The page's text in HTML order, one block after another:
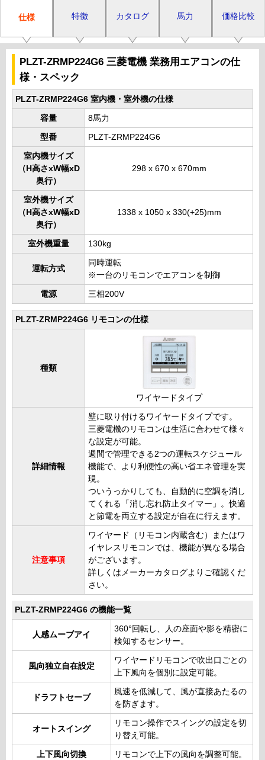
仕様 特徴 カタログ 馬力 価格比較
PLZT-ZRMP224G6 三菱電機 業務用エアコンの仕
様・スペック
PLZT-ZRMP224G6 室内機・室外機の仕様
容量 8馬力
型番 PLZT-ZRMP224G6
室内機サイズ
（H高さxW幅xD
奥行）
298 x 670 x 670mm
室外機サイズ
（H高さxW幅xD
奥行）
1338 x 1050 x 330(+25)mm
室外機重量 130kg
運転方式
同時運転
※一台のリモコンでエアコンを制御
電源 三相200V
PLZT-ZRMP224G6 リモコンの仕様
種類
ワイヤードタイプ
詳細情報
壁に取り付けるワイヤードタイプです。
三菱電機のリモコンは生活に合わせて様々
な設定が可能。
週間で管理できる2つの運転スケジュール
機能で、より利便性の高い省エネ管理を実
現。
ついうっかりしても、自動的に空調を消し
てくれる「消し忘れ防止タイマー」。快適
と節電を両立する設定が自在に行えます。
注意事項
ワイヤード（リモコン内蔵含む）またはワ
イヤレスリモコンでは、機能が異なる場合
がございます。
詳しくはメーカーカタログよりご確認くだ
さい。
PLZT-ZRMP224G6 の機能一覧
人感ムーブアイ
360°回転し、人の座面や影を精密に
検知するセンサー。
風向独立自在設定
ワイヤードリモコンで吹出口ごとの
上下風向を個別に設定可能。
ドラフトセーブ
風速を低減して、風が直接あたるの
を防ぎます。
オートスイング
リモコン操作でスイングの設定を切
り替え可能。
上下風向切換 リモコンで上下の風向を調整可能。